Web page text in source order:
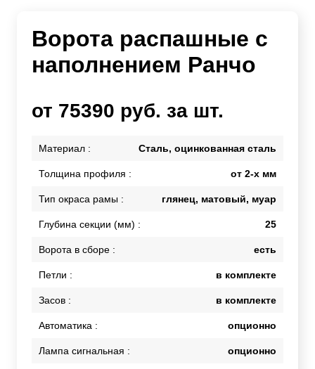
Ворота распашные с
наполнением Ранчо
от 75390 руб. за шт.
Материал : Сталь, оцинкованная сталь
Толщина профиля : от 2-х мм
Тип окраса рамы : глянец, матовый, муар
Глубина секции (мм) : 25
Ворота в сборе : есть
Петли : в комплекте
Засов : в комплекте
Автоматика : опционно
Лампа сигнальная : опционно